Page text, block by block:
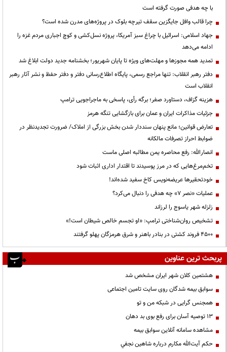
با چه هدفی صورت گرفته است
چرا قالب وافل جایگزین سقف تیرچه بلوک در پروژه‌های مدرن شده است؟
جهاد اسلامی: اسرائیل با چراغ سبز آمریکا، پروژه نسل‌کشی و کوچ اجباری مردم غزه را
ادامه می‌دهد
تمدید همه مجوزها و مهلت‌های ویژه تا پایان شهریور؛ بخشنامه جدید دولت ابلاغ شد
دفتر رهبر انقلاب: تنها مراجع رسمی، پایگاه اطلاع‌رسانی دفتر و دفتر حفظ و نشر آثار رهبر
انقلاب است
هزینه گزاف، دستاورد صفر؛ برگه رأی، پاسخی به ماجراجویی ترامپ
جزئیات مذاکرات ایران و عمان برای بازگشایی تنگه هرمز
تعارض قوانین؛ مانع پنهان سنددار شدن بخش بزرگی از املاک/ ضرورت تجدیدنظر در
ضوابط احراز تصرفات مالکانه
انصارالله: رفع محاصره یمن مطالبه اصلی ماست
تخم‌مرغ‌هایی که در مرز پوسیدند تا اقتدار اداری اثبات شود
خودتحقیرها عریضه‌نویس کاخ سفید شده‌اند!
عملیات «نصر ۷» چه هدفی را دنبال می‌کرد؟
زلزله شهر یاسوج را لرزاند
تشخیص روان‌شناختی ترامپ: «او تجسم خالص شیطان است!»
۴۵۰۰ فروند کشتی در بنادر باهنر و شرق هرمزگان پهلو گرفتند
پربحث ترین عناوین
هشتمین کلان شهر ایران مشخص شد
سوابق بیمه شدگان روی سایت تامین اجتماعی
همجنس گرایی در شبکه من و تو
13 توصیه آسان برای رفع بوی بد دهان
مشاهده سامانه آنلاين سوابق بیمه
حكم آيت‌الله مكارم درباره شاهين نجفي